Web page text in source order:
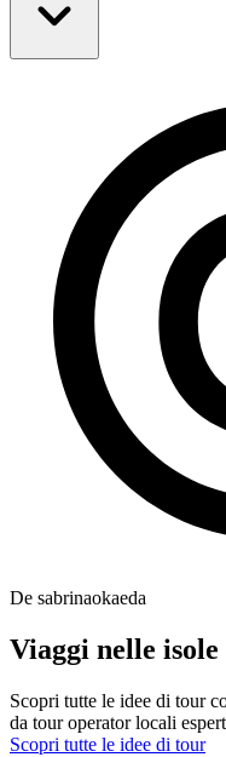
De sabrinaokaeda
Viaggi nelle
Scopri tutte le idee di tour
da tour operator locali
Scopri tutte le idee di tour